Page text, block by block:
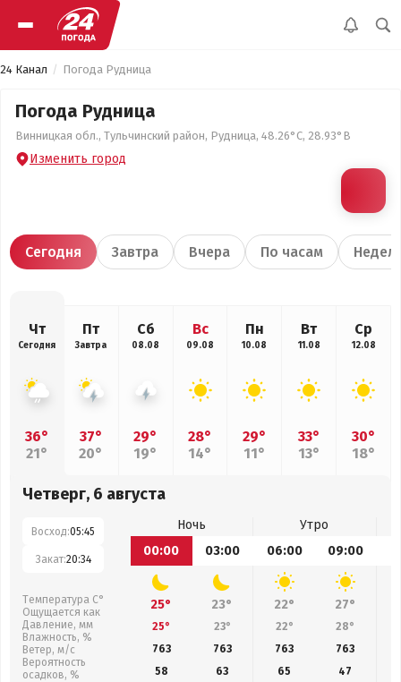
24 Канал Погода Рудница
Погода Рудница
Винницкая обл., Тульчинский район, Рудница, 48.26°С, 28.93°В
Изменить город
Сегодня Завтра Вчера По часам
Чт
Сегодня
36°
21°
Пт
Завтра
37°
20°
Сб
08.08
29°
19°
Вс
09.08
28°
14°
Пн
10.08
29°
11°
Вт
11.08
33°
13°
Ср
12.08
30°
18°
Четверг, 6 августа
Восход:05:45
Закат:20:34
Температура С°
Ощущается как
Давление, мм
Влажность, %
Ветер, м/с
Вероятность
осадков, %
Ночь
Утро
00:00
03:00 06:00 09:00
25° 23° 22° 27°
25° 23° 22° 28°
763
763 763 763
58
63 65 47